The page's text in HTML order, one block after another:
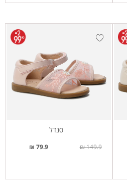
סנדל
79.9 ₪ 149.9 ₪